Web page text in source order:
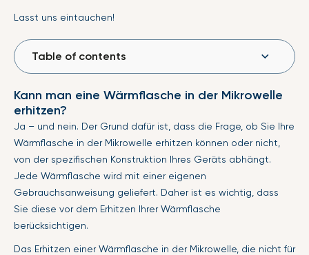
Lasst uns eintauchen!
Table of contents
Kann man eine Wärmflasche in der Mikrowelle
erhitzen?
Ja – und nein. Der Grund dafür ist, dass die Frage, ob Sie Ihre
Wärmflasche in der Mikrowelle erhitzen können oder nicht,
von der spezifischen Konstruktion Ihres Geräts abhängt.
Jede Wärmflasche wird mit einer eigenen
Gebrauchsanweisung geliefert. Daher ist es wichtig, dass
Sie diese vor dem Erhitzen Ihrer Wärmflasche
berücksichtigen.
Das Erhitzen einer Wärmflasche in der Mikrowelle, die nicht für